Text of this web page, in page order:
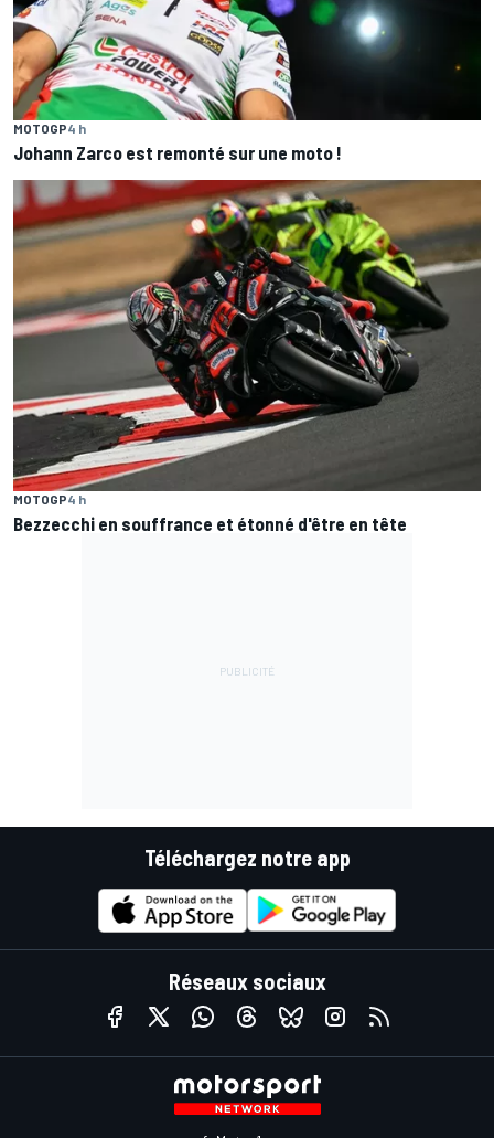
MOTOGP4 h
Johann Zarco est remonté sur une moto !
MOTOGP4 h
Bezzecchi en souffrance et étonné d'être en tête
Téléchargez notre app
Réseaux sociaux